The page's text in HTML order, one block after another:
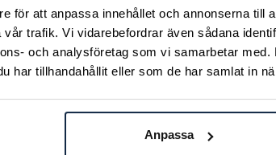
för att anpassa innehållet och annonserna till
trafik. Vi vidarebefordrar även sådana
och analysföretag som vi samarbetar
har tillhandahållit eller som de har samlat in
Anpassa